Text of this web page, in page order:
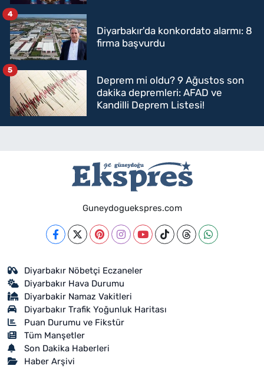
Diyarbakır'da konkordato alarmı: 8
firma başvurdu
4
Deprem mi oldu? 9 Ağustos son
dakika depremleri: AFAD ve
Kandilli Deprem Listesi!
5
Guneydoguekspres.com
Diyarbakır Nöbetçi Eczaneler
Diyarbakır Hava Durumu
Diyarbakir Namaz Vakitleri
Diyarbakır Trafik Yoğunluk Haritası
Puan Durumu ve Fikstür
Tüm Manşetler
Son Dakika Haberleri
Haber Arşivi